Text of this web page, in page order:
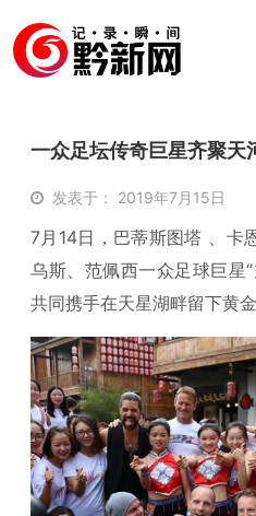
一众足坛传奇巨星齐聚天
发表于： 2019年7月15日
7月14日，巴蒂斯图塔 、卡
乌斯、范佩西一众足球巨星
共同携手在天星湖畔留下黄